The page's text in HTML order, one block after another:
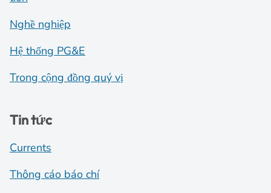
Nghề nghiệp
Hệ thống PG&E
Trong cộng đồng quý vị
Tin tức
Currents
Thông cáo báo chí